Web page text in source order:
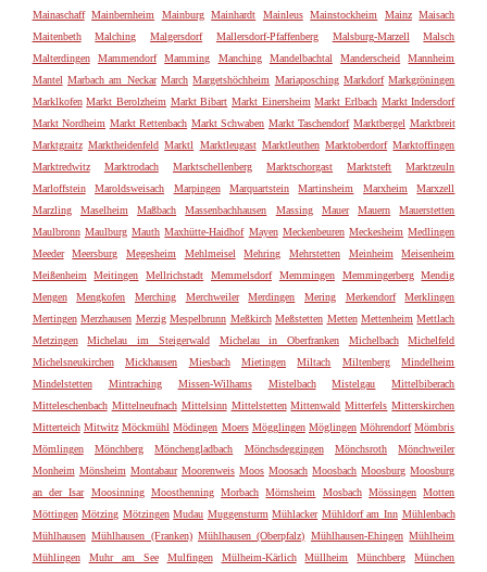
Mainaschaff Mainbernheim Mainburg Mainhardt Mainleus Mainstockheim Mainz Maisach
Maitenbeth
Malching Malgersdorf Mallersdorf-Pfaffenberg Malsburg-Marzell
Malsch
Malterdingen
Mammendorf Mamming Manching Mandelbachtal Manderscheid
Mannheim
Mantel Marbach am Neckar March Margetshöchheim Mariaposching Markdorf Markgröningen
Marklkofen Markt Berolzheim Markt Bibart Markt Einersheim Markt Erlbach Markt Indersdorf
Markt Nordheim Markt Rettenbach Markt Schwaben Markt Taschendorf Marktbergel Marktbreit
Marktgraitz Marktheidenfeld Marktl Marktleugast Marktleuthen Marktoberdorf Marktoffingen
Marktredwitz
Marktrodach Marktschellenberg Marktschorgast Marktsteft
Marktzeuln
Marloffstein
Maroldsweisach Marpingen Marquartstein Martinsheim Marxheim
Marxzell
Marzling
Maselheim Maßbach Massenbachhausen Massing Mauer Mauern
Mauerstetten
Maulbronn Maulburg Mauth Maxhütte-Haidhof Mayen Meckenbeuren Meckesheim Medlingen
Meeder
Meersburg Megesheim Mehlmeisel Mehring Mehrstetten Meinheim
Meisenheim
Meißenheim
Meitingen Mellrichstadt Memmelsdorf Memmingen Memmingerberg
Mendig
Mengen
Mengkofen Merching Merchweiler Merdingen Mering Merkendorf
Merklingen
Mertingen Merzhausen Merzig Mespelbrunn Meßkirch Meßstetten Metten Mettenheim Mettlach
Metzingen
Michelau im Steigerwald Michelau in Oberfranken Michelbach
Michelfeld
Michelsneukirchen
Mickhausen Miesbach Mietingen Miltach Miltenberg
Mindelheim
Mindelstetten
Mintraching Missen-Wilhams Mistelbach Mistelgau
Mittelbiberach
Mitteleschenbach Mittelneufnach Mittelsinn Mittelstetten Mittenwald Mitterfels Mitterskirchen
Mitterteich Mitwitz Möckmühl Mödingen Moers Mögglingen Möglingen Möhrendorf Mömbris
Mömlingen
Mönchberg Mönchengladbach Mönchsdeggingen Mönchsroth
Mönchweiler
Monheim Mönsheim Montabaur Moorenweis Moos Moosach Moosbach Moosburg Moosburg
an der Isar
Moosinning Moosthenning Morbach Mörnsheim Mosbach Mössingen Motten
Möttingen Mötzing Mötzingen Mudau Muggensturm Mühlacker Mühldorf am Inn Mühlenbach
Mühlhausen Mühlhausen (Franken) Mühlhausen (Oberpfalz) Mühlhausen-Ehingen Mühlheim
Mühlingen
Muhr am See Mulfingen Mülheim-Kärlich Müllheim Münchberg
München